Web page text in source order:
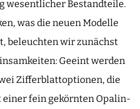
wesentlicher Bestandteile.
was die neuen Modelle
beleuchten wir zunächst
Geeint werden
Zifferblattoptionen, die
fein gekörnten Opalin-